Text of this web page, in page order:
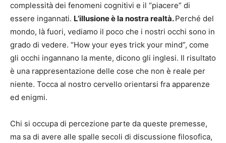
complessità dei fenomeni cognitivi e il “piacere” di
essere ingannati. L’illusione è la nostra realtà.Perché del
mondo, là fuori, vediamo il poco che i nostri occhi sono in
grado di vedere. “How your eyes trick your mind”, come
gli occhi ingannano la mente, dicono gli inglesi. Il risultato
è una rappresentazione delle cose che non è reale per
niente. Tocca al nostro cervello orientarsi fra apparenze
ed enigmi.
Chi si occupa di percezione parte da queste premesse,
ma sa di avere alle spalle secoli di discussione filosofica,